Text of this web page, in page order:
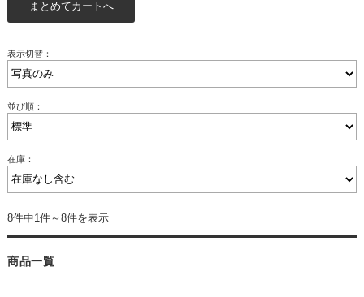
表示切替：
並び順：
在庫：
8件中1件～8件を表示
商品一覧